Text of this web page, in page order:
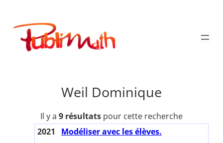
contenu
Publimath
Weil Dominique
Il y a 9 résultats pour cette recherche
2021
Modéliser avec les élèves.